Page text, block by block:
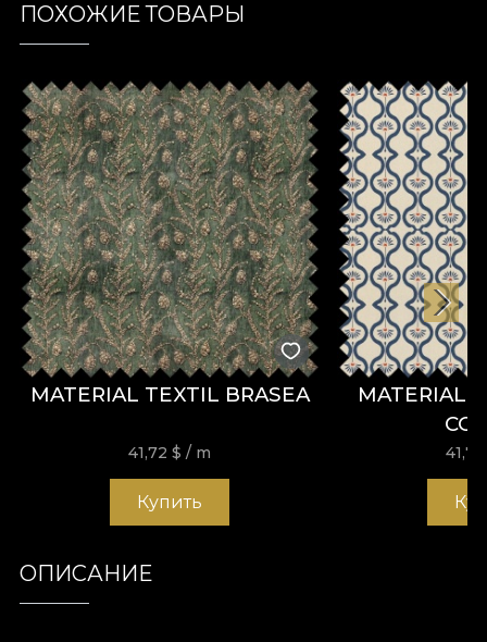
ПОХОЖИЕ ТОВАРЫ
MATERIAL TEXTIL BRASEA
41,72$ / m
Купить
MATERIAL
ОПИСАНИЕ